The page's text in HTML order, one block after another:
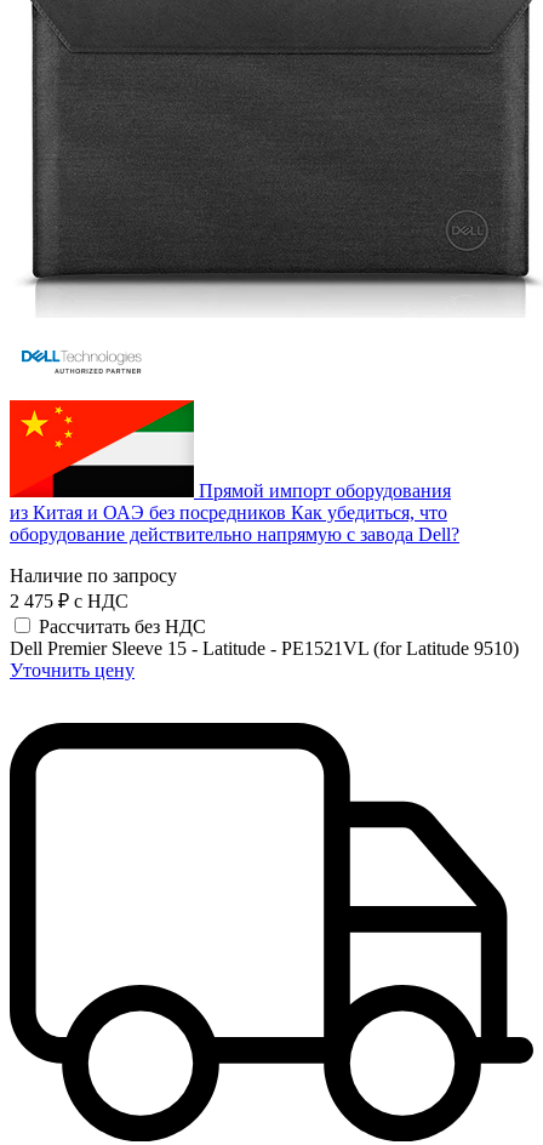
Прямой импорт оборудования
из Китая и ОАЭ без посредников Как убедиться, что
оборудование действительно напрямую с завода Dell?
Наличие по запросу
2 475 ₽ с НДС
Рассчитать без НДС
Dell Premier Sleeve 15 - Latitude - PE1521VL (for Latitude 9510)
Уточнить цену